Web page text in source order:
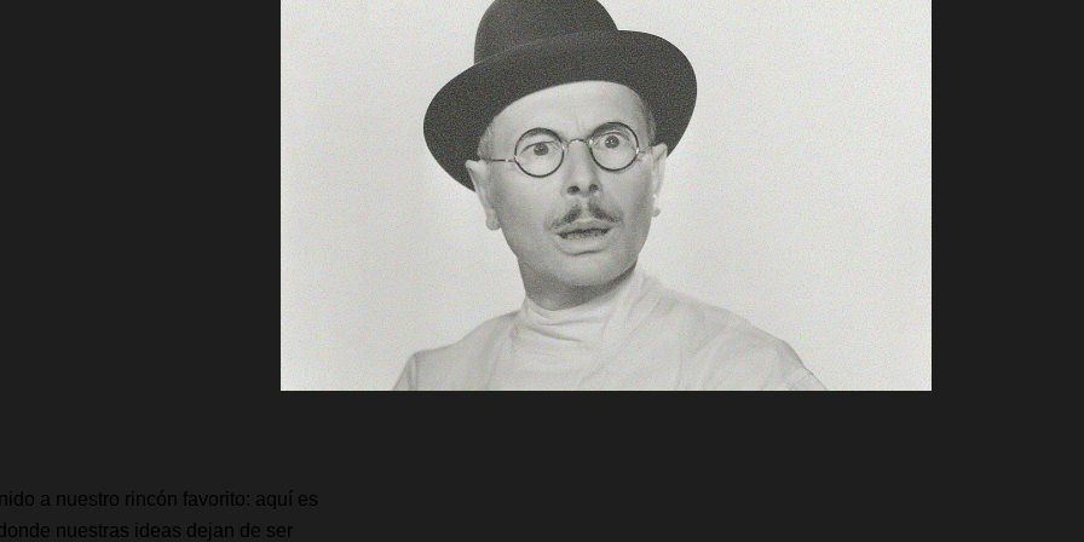
a nuestro rincón favorito: aquí es
nuestras ideas dejan de ser